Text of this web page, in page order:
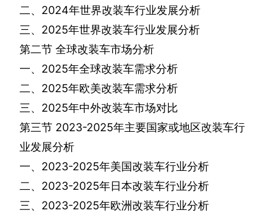
二、 2024年世界改装车行业发展分析
三、 2025年世界改装车行业发展分析
第二节 全球改装车市场分析
一、 2025年全球改装车需求分析
二、 2025年欧美改装车需求分析
三、 2025年中外改装车市场对比
第三节 2023-2025年主要国家或地区改装车行
业发展分析
一、 2023-2025年美国改装车行业分析
二、 2023-2025年日本改装车行业分析
三、 2023-2025年欧洲改装车行业分析